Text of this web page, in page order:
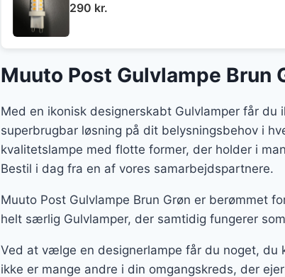
290 kr.
Muuto Post Gulvlampe Brun
Med en ikonisk designerskabt Gulvlamper får
superbrugbar løsning på dit belysningsbehov i
kvalitetslampe med flotte former, der holder i
Bestil i dag fra en af vores samarbejdspartnere.
Muuto Post Gulvlampe Brun Grøn er berømmet
helt særlig Gulvlamper, der samtidig fungerer
Ved at vælge en designerlampe får du noget,
ikke er mange andre i din omgangskreds, der